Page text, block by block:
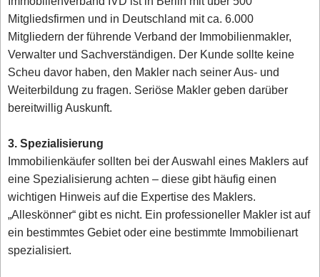
Mitgliedsfirmen und in Deutschland mit ca. 6.000
Mitgliedern der führende Verband der Immobilienmakler,
Verwalter und Sachverständigen. Der Kunde sollte keine
Scheu davor haben, den Makler nach seiner Aus- und
Weiterbildung zu fragen. Seriöse Makler geben darüber
bereitwillig Auskunft.
3. Spezialisierung
Immobilienkäufer sollten bei der Auswahl eines Maklers auf
eine Spezialisierung achten – diese gibt häufig einen
wichtigen Hinweis auf die Expertise des Maklers.
„Alleskönner“ gibt es nicht. Ein professioneller Makler ist auf
ein bestimmtes Gebiet oder eine bestimmte Immobilienart
spezialisiert.